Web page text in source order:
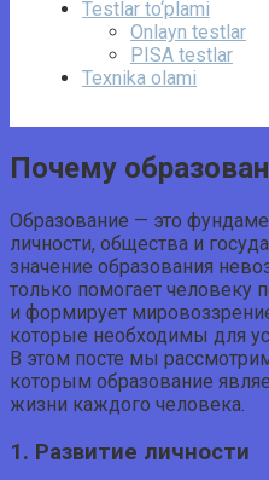
Testlar to‘plami
Onlayn testlar
PISA testlar
Texnika olami
Почему
Образование — это
личности, общества и
значение образования
только помогает человеку
и формирует
которые необходимы для
В этом посте мы
которым образование
жизни каждого человека.
1. Развитие личности